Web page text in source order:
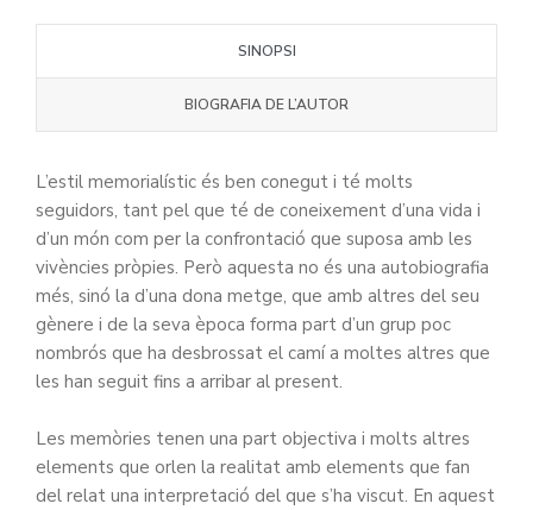
SINOPSI
BIOGRAFIA DE L’AUTOR
L’estil memorialístic és ben conegut i té molts
seguidors, tant pel que té de coneixement d’una vida i
d’un món com per la confrontació que suposa amb les
vivències pròpies. Però aquesta no és una autobiografia
més, sinó la d’una dona metge, que amb altres del seu
gènere i de la seva època forma part d’un grup poc
nombrós que ha desbrossat el camí a moltes altres que
les han seguit fins a arribar al present.
Les memòries tenen una part objectiva i molts altres
elements que orlen la realitat amb elements que fan
del relat una interpretació del que s’ha viscut. En aquest